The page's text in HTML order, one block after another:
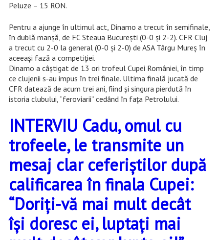
Peluze – 15 RON.
Pentru a ajunge în ultimul act, Dinamo a trecut în semifinale,
în dublă manșă, de FC Steaua București (0-0 și 2-2). CFR Cluj
a trecut cu 2-0 la general (0-0 și 2-0) de ASA Târgu Mureș în
aceeași fază a competiției.
Dinamo a câștigat de 13 ori trofeul Cupei României, în timp
ce clujenii s-au impus în trei finale. Ultima finală jucată de
CFR datează de acum trei ani, fiind și singura pierdută în
istoria clubului, “feroviarii” cedând în fața Petrolului.
INTERVIU Cadu, omul cu
trofeele, le transmite un
mesaj clar ceferiștilor după
calificarea în finala Cupei:
“Doriți-vă mai mult decât
își doresc ei, luptați mai